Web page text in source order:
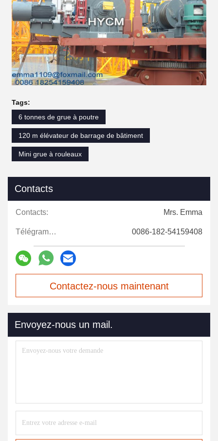
Tags:
6 tonnes de grue à poutre
120 m élévateur de barrage de bâtiment
Mini grue à rouleaux
Contacts
Contacts: Mrs. Emma
Télégramme: 0086-182-54159408
Contactez-nous maintenant
Envoyez-nous un mail.